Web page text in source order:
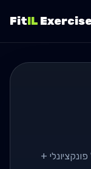
FitIL
+